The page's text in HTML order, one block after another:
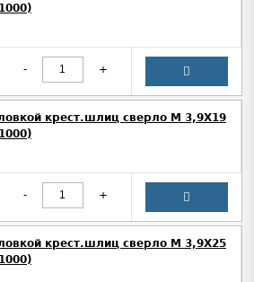
- +
крест.шлиц сверло М 3,9Х19
- +
крест.шлиц сверло М 3,9Х25